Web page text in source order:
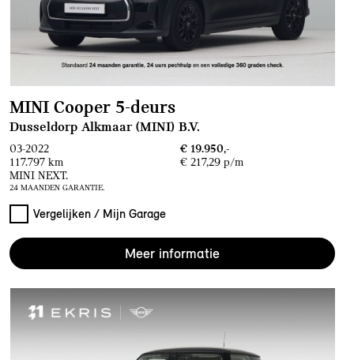
MINI Cooper 5-deurs
Dusseldorp Alkmaar (MINI) B.V.
03-2022
€ 19.950,-
117.797 km
€ 217,29 p/m
MINI NEXT.
24 MAANDEN GARANTIE.
Vergelijken / Mijn Garage
Meer informatie